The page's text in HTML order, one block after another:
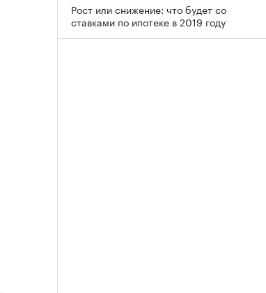
Рост или снижение: что будет со
ставками по ипотеке в 2019 году